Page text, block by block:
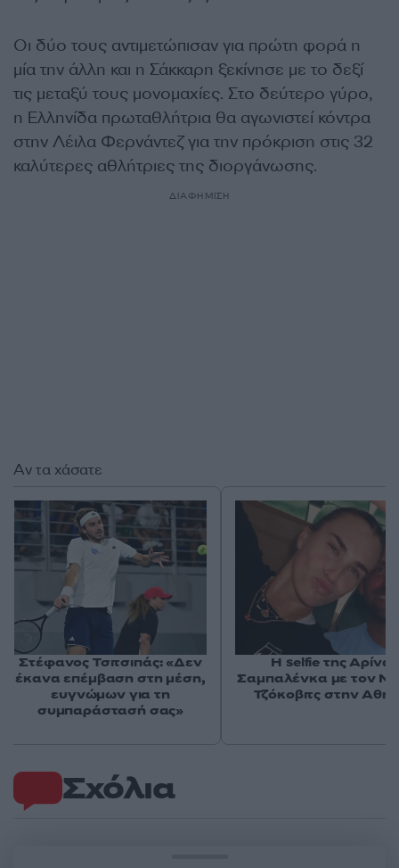
Οι δύο τους αντιμετώπισαν για πρώτη φορά η
μία την άλλη και η Σάκκαρη ξεκίνησε με το δεξί
τις μεταξύ τους μονομαχίες. Στο δεύτερο γύρο,
η Ελληνίδα πρωταθλήτρια θα αγωνιστεί κόντρα
στην Λέιλα Φερνάντεζ για την πρόκριση στις 32
καλύτερες αθλήτριες της διοργάνωσης.
ΔΙΑΦΗΜΙΣΗ
Σχόλια
Αν τα χάσατε
Στέφανος Τσιτσιπάς: «Δεν
έκανα επέμβαση στη μέση,
ευγνώμων για τη
συμπαράστασή σας»
Η selfie της Αρίνα
Σαμπαλένκα με τον
Τζόκοβιτς στην